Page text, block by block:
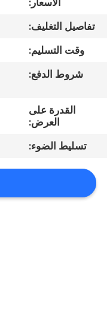
الجودة
اتصل
اطلب
خريطة
الموقع
الأسعار:
تفاصيل التغليف:
وقت التسليم:
شروط الدفع:
القدرة على
العرض:
تسليط الضوء: